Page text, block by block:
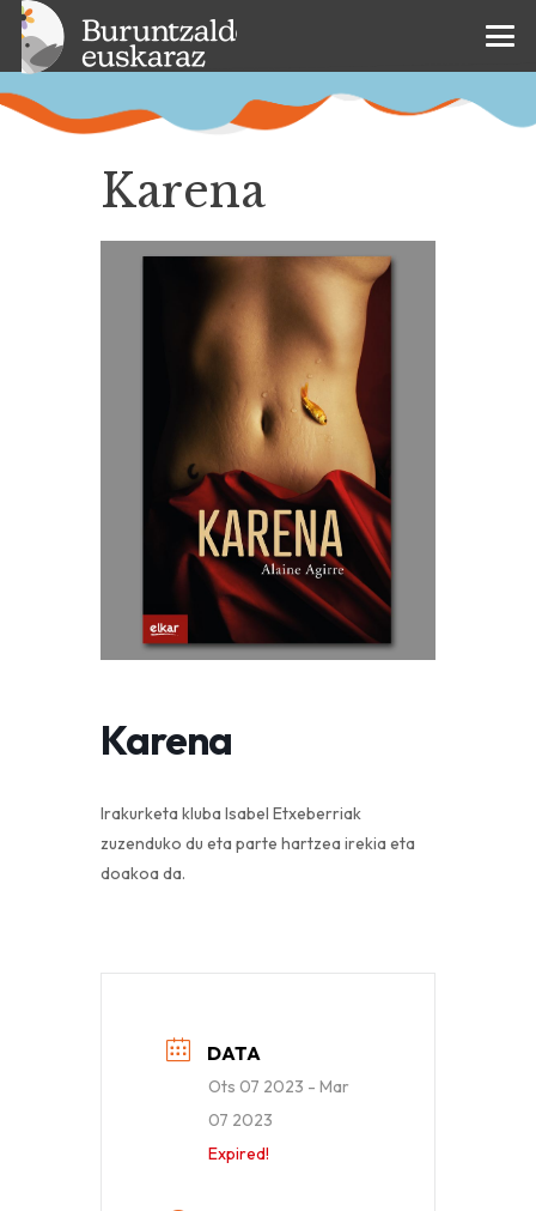
Karena
Karena
Irakurketa kluba Isabel Etxeberriak
zuzenduko du eta parte hartzea irekia eta
doakoa da.
DATA
Ots 07 2023 - Mar
07 2023
Expired!